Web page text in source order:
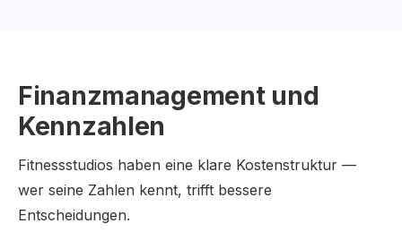
Finanzmanagement und
Kennzahlen
Fitnessstudios haben eine klare Kostenstruktur —
wer seine Zahlen kennt, trifft bessere
Entscheidungen.